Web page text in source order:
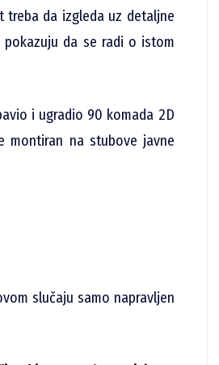
treba da izgleda uz detaljne
pokazuju da se radi o istom
i ugradio 90 komada 2D
montiran na stubove javne
slučaju samo napravljen